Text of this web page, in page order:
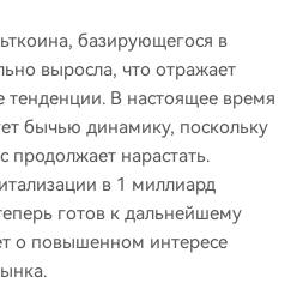
базирующегося в
выросла, что отражает
В настоящее время
бычью динамику, поскольку
нарастать.
в 1 миллиард
готов к дальнейшему
о повышенном интересе